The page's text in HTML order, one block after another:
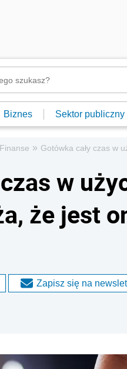
Biznes Sektor publiczny
Finanse » Gotówka cały czas w
w
że jest
Zapisz się na